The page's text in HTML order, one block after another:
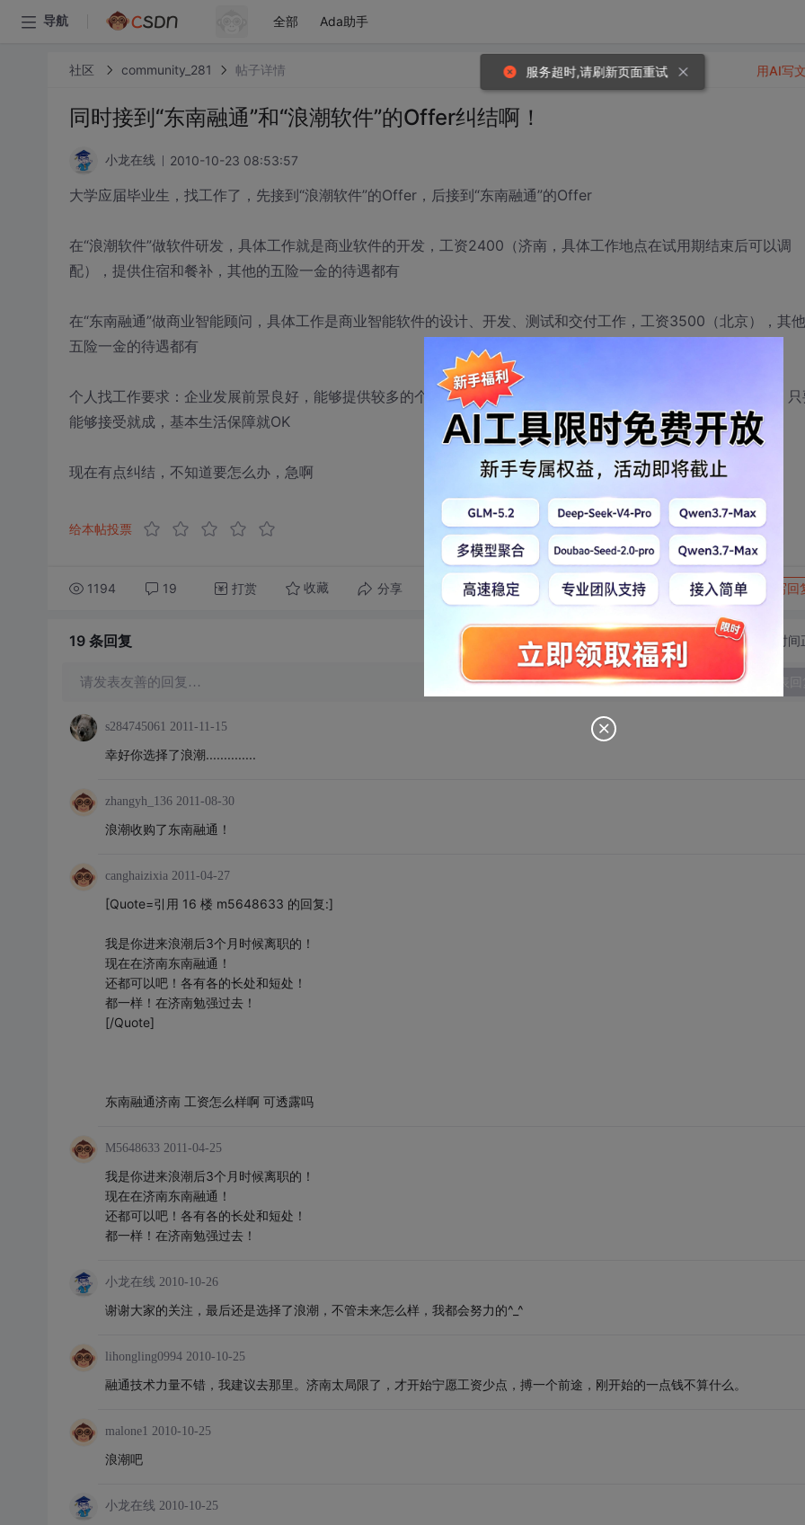
导航 全部 Ada助手
社区 community_281 帖子详情
同时接到“东南融通”和“浪潮软件”的Offer纠结啊！
小龙在线 2010-10-23 08:53:57
大学应届毕业生，找工作了，先接到“浪潮软件”的Offer，后接到“东南融通”的Offer
在“浪潮软件”做软件研发，具体工作就是商业软件的开发，工资2400（济南，具体工作地点在试用期结束后可以调
配），提供住宿和餐补，其他的五险一金的待遇都有
在“东南融通”做商业智能顾问，具体工作是商业智能软件的设计、开发、测试和交付工作，工资3500（北京），其
五险一金的待遇都有
个人找工作要求：企业发展前景良好，能够提供较多的个人发展空间，工资待遇不做太多要求，毕竟咱刚毕业嘛，只
能够接受就成，基本生活保障就OK
现在有点纠结，不知道要怎么办，急啊
给本帖投票
1194 19 打赏 收藏 分享 转发到动态 举报 写回
用AI写
19 条回复 切换为时间
请发表友善的回复…
s284745061 2011-11-15
幸好你选择了浪潮..............
zhangyh_136 2011-08-30
浪潮收购了东南融通！
canghaizixia 2011-04-27
[Quote=引用 16 楼 m5648633 的回复:]
我是你进来浪潮后3个月时候离职的！
现在在济南东南融通！
还都可以吧！各有各的长处和短处！
都一样！在济南勉强过去！
[/Quote]
东南融通济南 工资怎么样啊 可透露吗
M5648633 2011-04-25
我是你进来浪潮后3个月时候离职的！
现在在济南东南融通！
还都可以吧！各有各的长处和短处！
都一样！在济南勉强过去！
小龙在线 2010-10-26
谢谢大家的关注，最后还是选择了浪潮，不管未来怎么样，我都会努力的^_^
lihongling0994 2010-10-25
融通技术力量不错，我建议去那里。济南太局限了，才开始宁愿工资少点，搏一个前途，刚开始的一点钱不算什么。
malone1 2010-10-25
浪潮吧
小龙在线 2010-10-25
服务超时,请刷新页面重试